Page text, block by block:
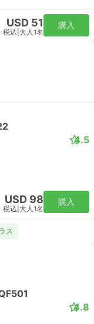
USD 51
税込 大人1名
購入
4.5
USD 98
税込 大人1名
購入
ス
4.8